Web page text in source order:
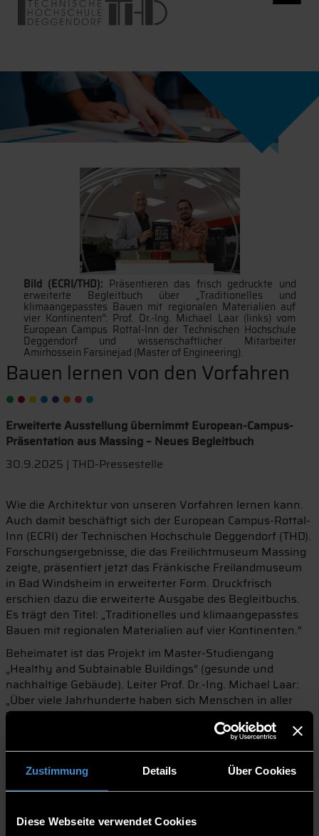
Zustimmung Details Über Cookies
Diese Webseite verwendet Cookies
Bild (ECRI/THD): Präsentieren das frisch gedruckte und
erweiterte Begleitbuch über „Traditionelles und
klimaangepasstes Bauen mit regionalen Materialien auf
vier Kontinenten“: Prof. Dr.-Ing. Michael Laar (links) vom
European Campus Rottal-Inn der Technischen Hochschule
Deggendorf und wissenschaftlicher Mitarbeiter
Amirhossein Farsinejad (Master of Engineering).
Bauen lernen von den Vorfahren
Erweiterte Ausstellung übernimmt European-Campus-
Präsentation aus Massing – Neues Begleitbuch
30.9.2025 | THD-Pressestelle
Wie die Architektur von unseren Vorfahren lernen kann.
Auch damit beschäftigt sich der European Campus-Rottal-
Inn (ECRI) der Technischen Hochschule Deggendorf (THD).
Forschungsergebnisse, die das Freilichtmuseum Massing
zeigte, präsentiert jetzt das Fränkische Freilandmuseum
in Bad Windsheim in erweiterter Form. Druckfrisch
erschien dazu die erweiterte Ausgabe des Begleitbuchs.
Es trägt den Titel: „Traditionelles und klimaangepasstes
Bauen mit regionalen Materialien auf vier Kontinenten.“
Beheimatet ist das Projekt im Master-Studiengang
„Healthy and Subtainable Buildings“ (gesunde und
nachhaltige Gebäude). Leiter Prof. Dr.-Ing. Michael Laar:
„Über viele Jahrhunderte haben sich Menschen in aller
Welt mit lokalen Baumaterialien ans Klima angepasst.
Dadurch entstand eine nachhaltige, regional einzigartige
Architektur.“ Die analysierten Beispiele reichen von
Hallenhäusern in Norddeutschland über tropische
Lehmbauten in Brasilien bis zu Stelzenhäusern im Wasser
in Myanmar. Die global umspannende Auswahl
die Lupe.